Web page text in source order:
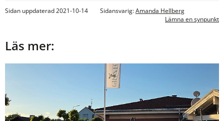
Sidan uppdaterad 2021-10-14 Sidansvarig:Amanda Hellberg
Lämna en synpunkt
Läs mer: